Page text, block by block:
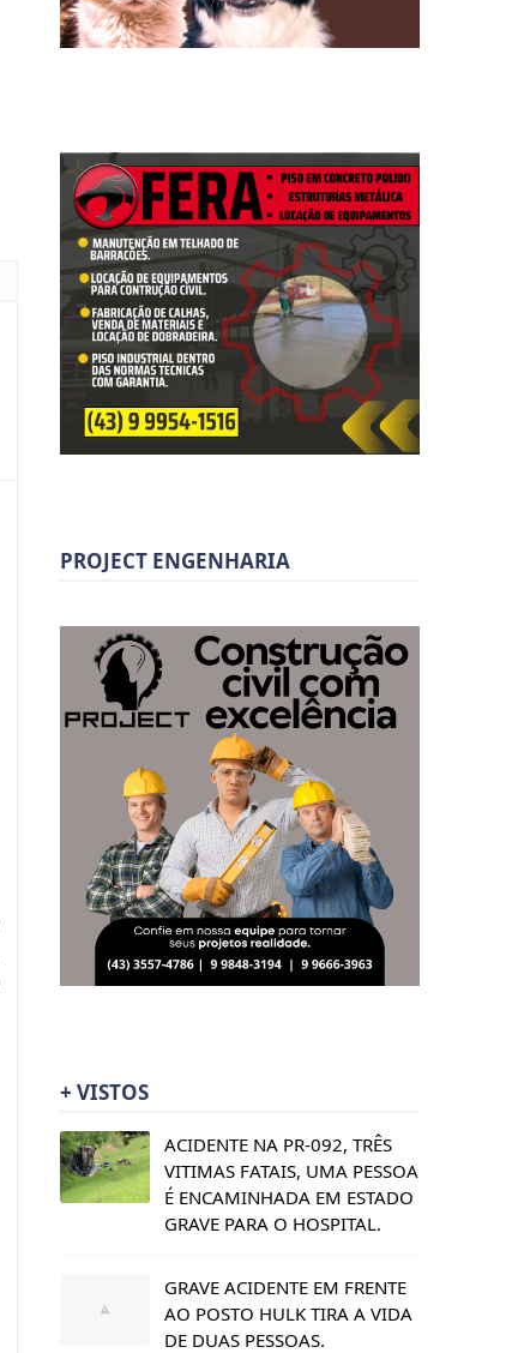
PROJECT ENGENHARIA
+ VISTOS
ACIDENTE NA PR-092, TRÊS
VITIMAS FATAIS, UMA PESSOA
É ENCAMINHADA EM ESTADO
GRAVE PARA O HOSPITAL.
GRAVE ACIDENTE EM FRENTE
AO POSTO HULK TIRA A VIDA
DE DUAS PESSOAS.